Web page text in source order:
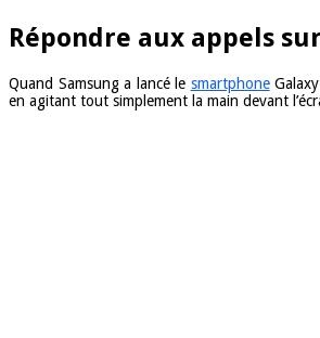
Répondre aux appels
Quand Samsung a lancé le smartphone
en agitant tout simplement la main devant